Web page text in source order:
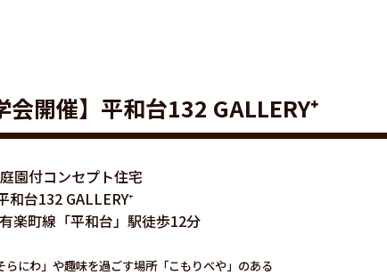
開催】平和台132 GALLERY⁺
園付コンセプト住宅
和台132 GALLERY⁺
楽町線「平和台」駅徒歩12分
らにわ」や趣味を過ごす場所「こもりべや」のある